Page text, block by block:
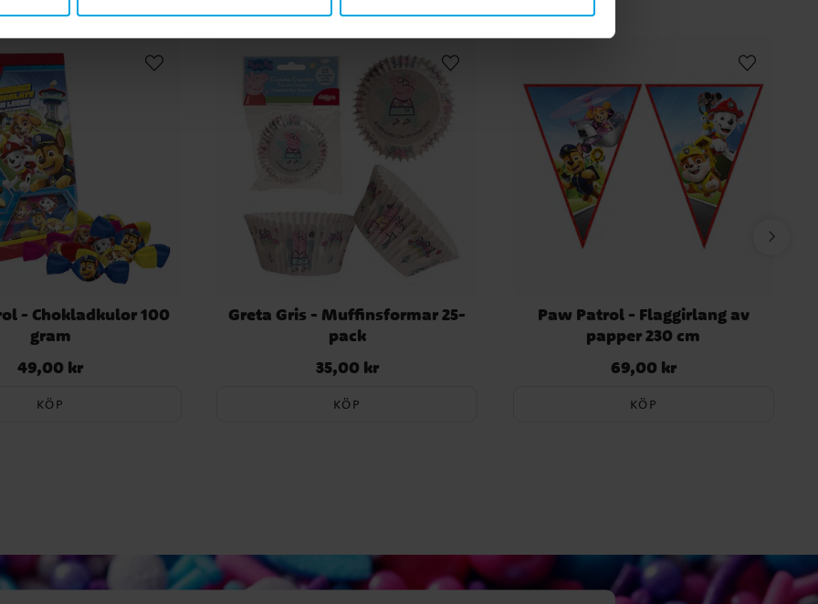
- Chokladkulor 100
gram
Pris:49,00 kr
49,00 kr
KÖP
Greta Gris - Muffinsformar 25-
pack
Pris:35,00 kr
35,00 kr
KÖP
Paw Patrol - Flaggirlang av
papper 230 cm
Pris:69,00 kr
69,00 kr
KÖP